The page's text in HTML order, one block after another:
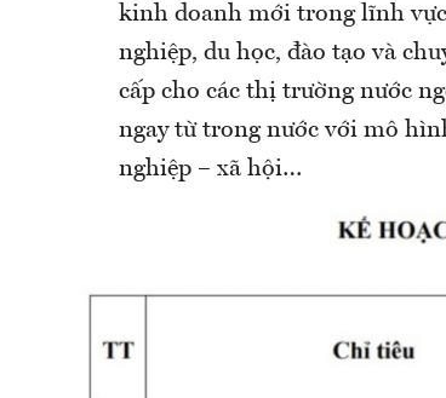
kinh doanh mới trong lĩnh
nghiệp, du học, đào tạovà
cấp cho các thị trường nước
ngay từ trong nước với mô
nghiệp – xã hội…